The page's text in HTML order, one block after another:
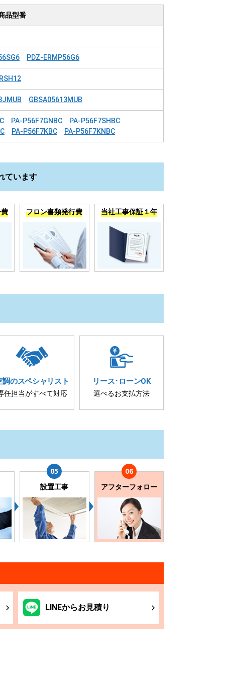
品型番
PDZ-ERMP56G6
GBSA05613MUB
PA-P56F7GNBC
PA-P56F7SHBC
PA-P56F7KBC PA-P56F7KNBC
ています
フロン書類発行費 当社工事保証１年
調のスペシャリスト
任担当がすべて対応
リース･ ローンOK
選べるお支払方法
設置工事 アフターフォロー
LINEからお見積り